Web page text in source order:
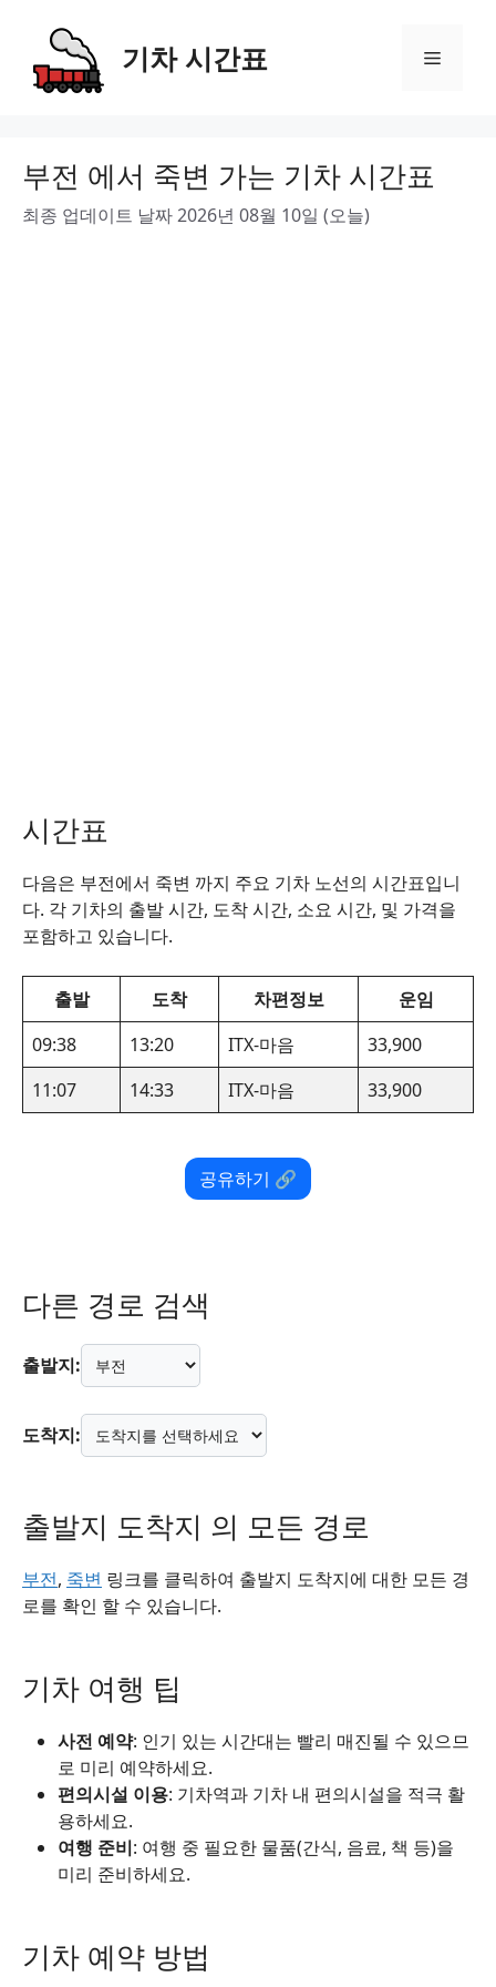
content
기차 시간표 Menu
부전 에서 죽변 가는 기차 시간표
최종 업데이트 날짜 2026년 08월 10일 (오늘)
시간표
다음은 부전에서 죽변 까지 주요 기차 노선의 시간표입니
다. 각 기차의 출발 시간, 도착 시간, 소요 시간, 및 가격을
포함하고 있습니다.
출발 도착 차편정보
운임
09:38
13:20 ITX-마음
33,900
11:07
14:33 ITX-마음 33,900
공유하기 🔗
다른 경로 검색
출발지:
도착지:
출발지 도착지 의 모든 경로
부전, 죽변 링크를 클릭하여 출발지 도착지에 대한 모든 경
로를 확인 할 수 있습니다.
기차 여행 팁
사전 예약: 인기 있는 시간대는 빨리 매진될 수 있으므
로 미리 예약하세요.
편의시설 이용: 기차역과 기차 내 편의시설을 적극 활
용하세요.
여행 준비: 여행 중 필요한 물품(간식, 음료, 책 등)을
미리 준비하세요.
기차 예약 방법